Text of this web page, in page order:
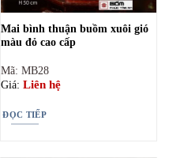
Mai bình thuận buồm xuôi gió
màu đỏ cao cấp
Mã: MB28
Giá: Liên hệ
ĐỌC TIẾP